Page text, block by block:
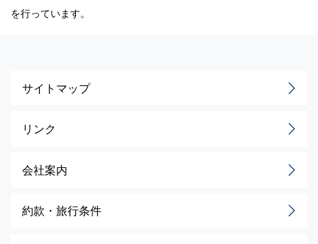
を行っています。
サイトマップ
リンク
会社案内
約款・旅行条件